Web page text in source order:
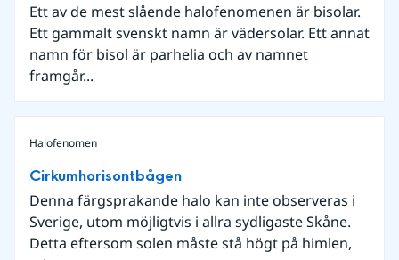
Ett av de mest slående halofenomenen är bisolar.
Ett gammalt svenskt namn är vädersolar. Ett annat
namn för bisol är parhelia och av namnet
framgår...
Halofenomen
Cirkumhorisontbågen
Denna färgsprakande halo kan inte observeras i
Sverige, utom möjligtvis i allra sydligaste Skåne.
Detta eftersom solen måste stå högt på himlen,